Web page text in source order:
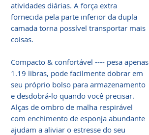
atividades diárias. A força extra
fornecida pela parte inferior da dupla
camada torna possível transportar mais
coisas.
Compacto & confortável ---- pesa apenas
1.19 libras, pode facilmente dobrar em
seu próprio bolso para armazenamento
e desdobrá-lo quando você precisar.
Alças de ombro de malha respirável
com enchimento de esponja abundante
ajudam a aliviar o estresse do seu